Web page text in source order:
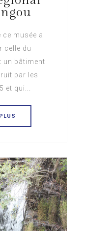
ce musée a
celle du
un bâtiment
par les
et qui...